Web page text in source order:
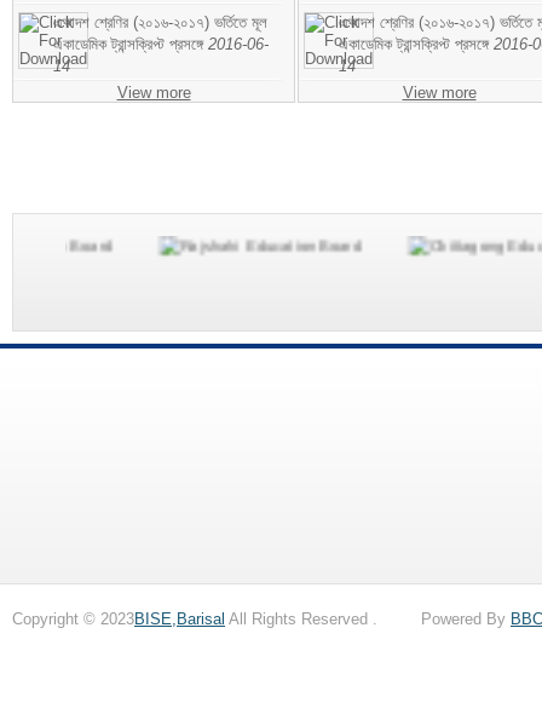
একাদশ শ্রেণির (২০১৬-২০১৭) ভর্তিতে মূল
একাডেমিক ট্রান্সক্রিপ্ট প্রসঙ্গে 2016-06-
14
View more
একাদশ শ্রেণির (২০১৬-২০১৭) ভর্তিতে
একাডেমিক ট্রান্সক্রিপ্ট প্রসঙ্গে 2016-
14
View more
Copyright © 2023BISE,Barisal All Rights Reserved . Powered By